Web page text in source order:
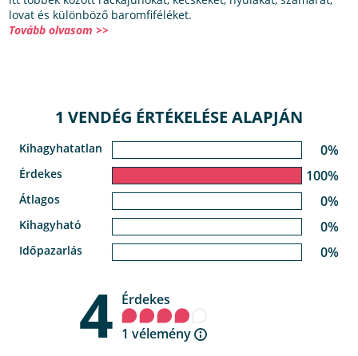
lovat és különböző baromfiféléket.
Tovább olvasom >>
1 VENDÉG ÉRTÉKELÉSE ALAPJÁN
Kihagyhatatlan 0%
Érdekes 100%
Átlagos 0%
Kihagyható 0%
Időpazarlás 0%
4 Érdekes
1 vélemény